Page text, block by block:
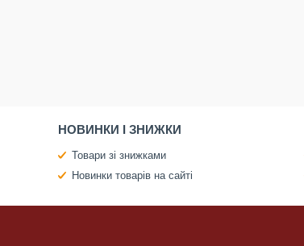
НОВИНКИ І ЗНИЖКИ
Товари зі знижками
Новинки товарів на сайті